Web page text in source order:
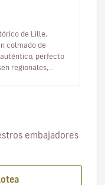
de Lille,
colmado de
perfecto
regionales,
embajadores